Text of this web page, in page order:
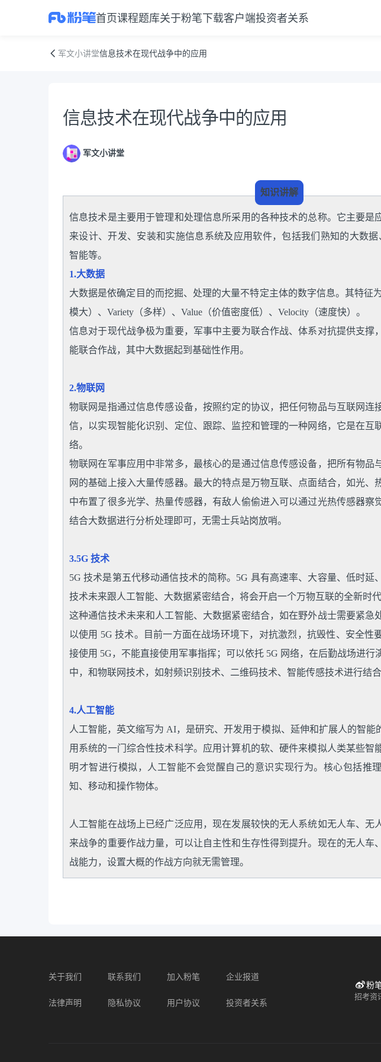
首页课程题库关于粉笔下载客户端投资者关系
军文小讲堂信息技术在现代战争中的应用
信息技术在现代战争中的应用
军文小讲堂
知识讲解
信息技术是主要用于管理和处理信息所采用的各种技术的总称。它主要是
来设计、开发、安装和实施信息系统及应用软件，包括我们熟知的大数
智能等。
1.大数据
大数据是依确定目的而挖掘、处理的大量不特定主体的数字信息。其特征
模大）、Variety（多样）、Value（价值密度低）、Velocity（速度快）。
信息对于现代战争极为重要，军事中主要为联合作战、体系对抗提供支撑
能联合作战，其中大数据起到基础性作用。
2.物联网
物联网是指通过信息传感设备，按照约定的协议，把任何物品与互联网连
信，以实现智能化识别、定位、跟踪、监控和管理的一种网络，它是在互
络。
物联网在军事应用中非常多，最核心的是通过信息传感设备，把所有物品
网的基础上接入大量传感器。最大的特点是万物互联、点面结合，如光、
中布置了很多光学、热量传感器，有敌人偷偷进入可以通过光热传感器察
结合大数据进行分析处理即可，无需士兵站岗放哨。
3.5G 技术
5G 技术是第五代移动通信技术的简称。5G 具有高速率、大容量、低时延
技术未来跟人工智能、大数据紧密结合，将会开启一个万物互联的全新时代
这种通信技术未来和人工智能、大数据紧密结合，如在野外战士需要紧急
以使用 5G 技术。目前一方面在战场环境下，对抗激烈，抗毁性、安全性
接使用 5G，不能直接使用军事指挥；可以依托 5G 网络，在后勤战场进行
中，和物联网技术，如射频识别技术、二维码技术、智能传感技术进行结合
4.人工智能
人工智能，英文缩写为 AI，是研究、开发用于模拟、延伸和扩展人的智能
用系统的一门综合性技术科学。应用计算机的软、硬件来模拟人类某些智
明才智进行模拟，人工智能不会觉醒自己的意识实现行为。核心包括推
知、移动和操作物体。
人工智能在战场上已经广泛应用，现在发展较快的无人系统如无人车、无
来战争的重要作战力量，可以让自主性和生存性得到提升。现在的无人车
战能力，设置大概的作战方向就无需管理。
关于我们 联系我们 加入粉笔 企业报道
法律声明 隐私协议 用户协议 投资者关系
粉
招考资